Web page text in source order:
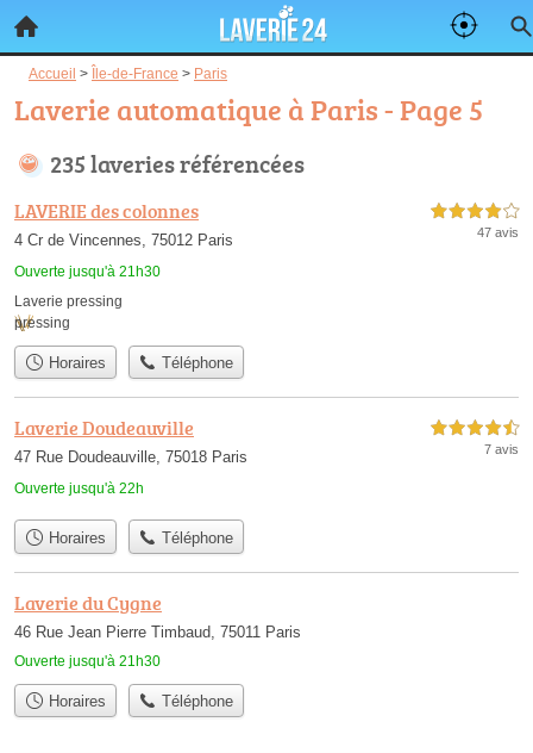
Accueil > Île-de-France > Paris
Laverie automatique à Paris - Page 5
235 laveries référencées
LAVERIE des colonnes
4 Cr de Vincennes, 75012 Paris
Ouverte jusqu'à 21h30
4,0 étoiles sur 5
47 avis
Laverie pressing
pressing
Horaires Téléphone
Laverie Doudeauville
47 Rue Doudeauville, 75018 Paris
Ouverte jusqu'à 22h
4,5 étoiles sur 5
7 avis
Horaires Téléphone
Laverie du Cygne
46 Rue Jean Pierre Timbaud, 75011 Paris
Ouverte jusqu'à 21h30
Horaires Téléphone